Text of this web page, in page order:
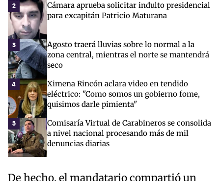
2
Cámara aprueba solicitar indulto presidencial
para excapitán Patricio Maturana
3
Agosto traerá lluvias sobre lo normal a la
zona central, mientras el norte se mantendrá
seco
4
Ximena Rincón aclara video en tendido
eléctrico: "Como somos un gobierno fome,
quisimos darle pimienta"
5
Comisaría Virtual de Carabineros se consolida
a nivel nacional procesando más de mil
denuncias diarias
De hecho, el mandatario compartió un